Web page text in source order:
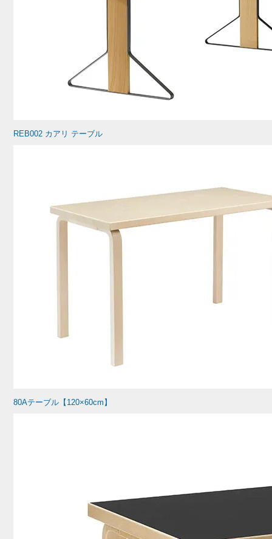
REB002 カアリ テーブル
80Aテーブル【120×60cm】